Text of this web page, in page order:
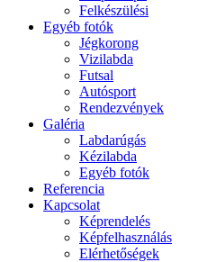
Felkészülési
Egyéb fotók
Jégkorong
Vizilabda
Futsal
Autósport
Rendezvények
Galéria
Labdarúgás
Kézilabda
Egyéb fotók
Referencia
Kapcsolat
Képrendelés
Képfelhasználás
Elérhetőségek